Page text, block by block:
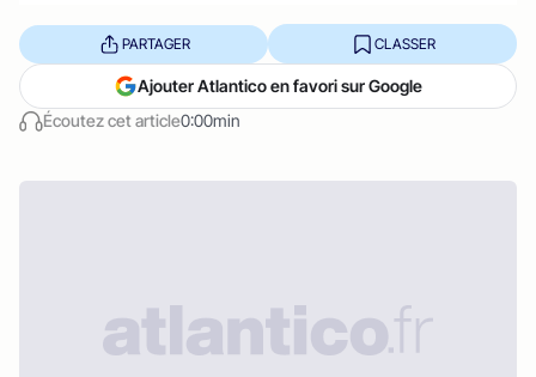
Écoutez cet article0:00min
PARTAGER CLASSER
Ajouter Atlantico en favori sur Google